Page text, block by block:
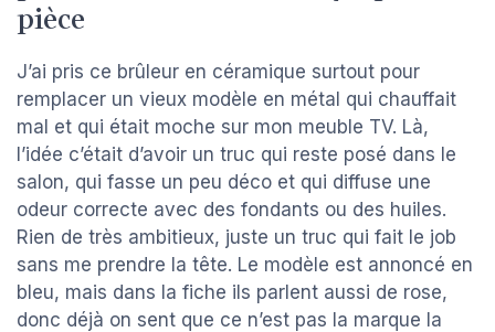
pièce
J’ai pris ce brûleur en céramique surtout pour
remplacer un vieux modèle en métal qui chauffait
mal et qui était moche sur mon meuble TV. Là,
l’idée c’était d’avoir un truc qui reste posé dans le
salon, qui fasse un peu déco et qui diffuse une
odeur correcte avec des fondants ou des huiles.
Rien de très ambitieux, juste un truc qui fait le job
sans me prendre la tête. Le modèle est annoncé en
bleu, mais dans la fiche ils parlent aussi de rose,
donc déjà on sent que ce n’est pas la marque la